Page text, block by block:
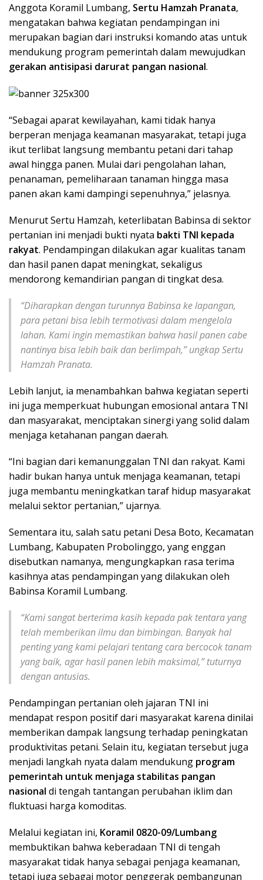
Anggota Koramil Lumbang, Sertu Hamzah Pranata,
mengatakan bahwa kegiatan pendampingan ini
merupakan bagian dari instruksi komando atas untuk
mendukung program pemerintah dalam mewujudkan
gerakan antisipasi darurat pangan nasional.
“Sebagai aparat kewilayahan, kami tidak hanya
berperan menjaga keamanan masyarakat, tetapi juga
ikut terlibat langsung membantu petani dari tahap
awal hingga panen. Mulai dari pengolahan lahan,
penanaman, pemeliharaan tanaman hingga masa
panen akan kami dampingi sepenuhnya,” jelasnya.
Menurut Sertu Hamzah, keterlibatan Babinsa di sektor
pertanian ini menjadi bukti nyata bakti TNI kepada
rakyat. Pendampingan dilakukan agar kualitas tanam
dan hasil panen dapat meningkat, sekaligus
mendorong kemandirian pangan di tingkat desa.
“Diharapkan dengan turunnya Babinsa ke lapangan,
para petani bisa lebih termotivasi dalam mengelola
lahan. Kami ingin memastikan bahwa hasil panen cabe
nantinya bisa lebih baik dan berlimpah,” ungkap Sertu
Hamzah Pranata.
Lebih lanjut, ia menambahkan bahwa kegiatan seperti
ini juga memperkuat hubungan emosional antara TNI
dan masyarakat, menciptakan sinergi yang solid dalam
menjaga ketahanan pangan daerah.
“Ini bagian dari kemanunggalan TNI dan rakyat. Kami
hadir bukan hanya untuk menjaga keamanan, tetapi
juga membantu meningkatkan taraf hidup masyarakat
melalui sektor pertanian,” ujarnya.
Sementara itu, salah satu petani Desa Boto, Kecamatan
Lumbang, Kabupaten Probolinggo, yang enggan
disebutkan namanya, mengungkapkan rasa terima
kasihnya atas pendampingan yang dilakukan oleh
Babinsa Koramil Lumbang.
“Kami sangat berterima kasih kepada pak tentara yang
telah memberikan ilmu dan bimbingan. Banyak hal
penting yang kami pelajari tentang cara bercocok tanam
yang baik, agar hasil panen lebih maksimal,” tuturnya
dengan antusias.
Pendampingan pertanian oleh jajaran TNI ini
mendapat respon positif dari masyarakat karena dinilai
memberikan dampak langsung terhadap peningkatan
produktivitas petani. Selain itu, kegiatan tersebut juga
menjadi langkah nyata dalam mendukung program
pemerintah untuk menjaga stabilitas pangan
nasional di tengah tantangan perubahan iklim dan
fluktuasi harga komoditas.
Melalui kegiatan ini, Koramil 0820-09/Lumbang
membuktikan bahwa keberadaan TNI di tengah
masyarakat tidak hanya sebagai penjaga keamanan,
tetapi juga sebagai motor penggerak pembangunan